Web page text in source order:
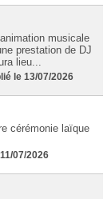
musicale
prestation de DJ
lieu...
le 13/07/2026
cérémonie laïque
07/2026